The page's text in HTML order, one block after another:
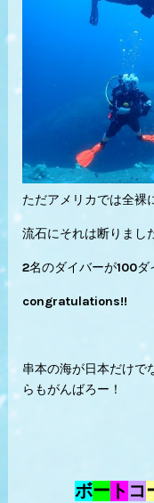
ただアメリカでは全裸
流石にそれは断りまし
2名のダイバーが100ダ
congratulations!!
串本の海が日本だけで
らもがんばろー！
ボー ト コ